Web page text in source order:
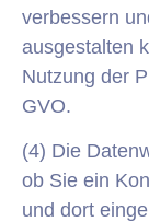
verbessern
ausgestalten
Nutzung der
GVO.
(4) Die
ob Sie ein
und dort